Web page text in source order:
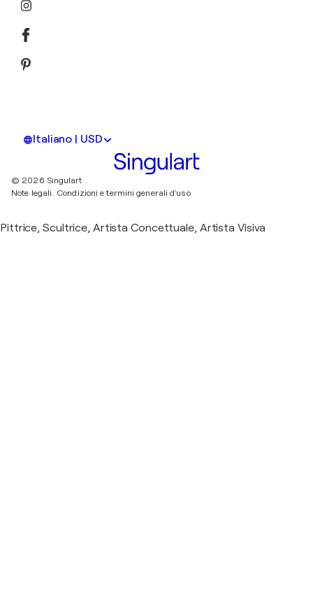
Italiano | USD
© 2026 Singulart
Note legali. Condizioni e termini generali d'uso
Pittrice, Scultrice, Artista Concettuale, Artista Visiva